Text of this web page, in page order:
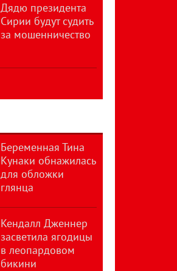
Дядю президента
Сирии будут судить
за мошенничество
Беременная Тина
Кунаки обнажилась
для обложки
глянца
Кендалл Дженнер
засветила ягодицы
в леопардовом
бикини